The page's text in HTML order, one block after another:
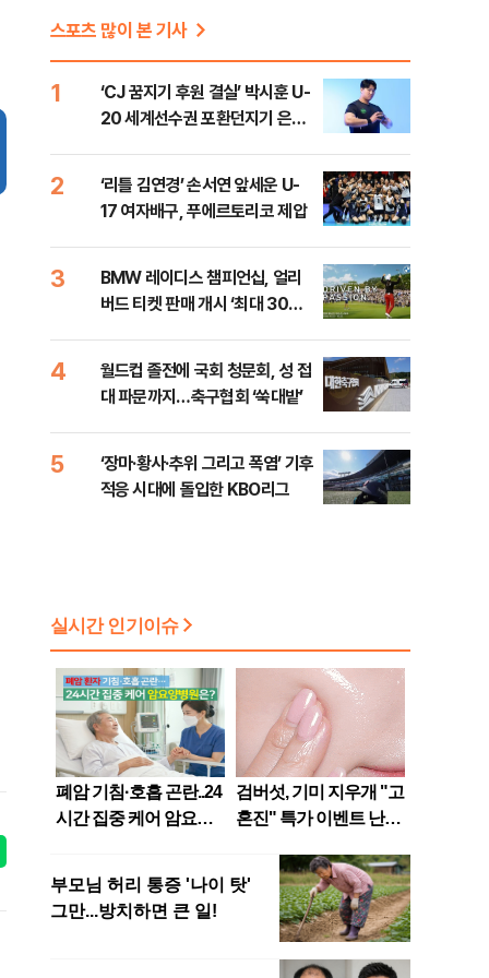
스포츠 많이 본 기사
1
‘CJ 꿈지기 후원 결실’ 박시훈 U-
20 세계선수권 포환던지기 은메
2
‘리틀 김연경’ 손서연 앞세운 U-
17 여자배구, 푸에르토리코 제압
3
BMW 레이디스 챔피언십, 얼리
버드 티켓 판매 개시 ‘최대 30%
4
월드컵 졸전에 국회 청문회, 성 접
대 파문까지…축구협회 ‘쑥대밭’
5
‘장마·황사·추위 그리고 폭염’ 기후
적응 시대에 돌입한 KBO리그